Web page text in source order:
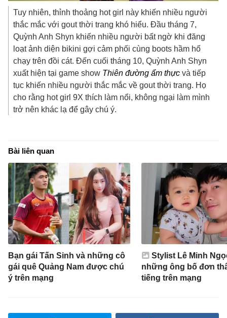
Tuy nhiên, thỉnh thoảng hot girl này khiến nhiều người
thắc mắc với gout thời trang khó hiểu. Đầu tháng 7,
Quỳnh Anh Shyn khiến nhiều người bất ngờ khi đăng
loạt ảnh diện bikini gợi cảm phối cùng boots hầm hố
chạy trên đồi cát. Đến cuối tháng 10, Quỳnh Anh Shyn
xuất hiện tại game show Thiên đường ẩm thựcvà tiếp
tục khiến nhiều người thắc mắc về gout thời trang. Họ
cho rằng hot girl 9X thích làm nổi, không ngại làm mình
trở nên khác lạ để gây chú ý.
Bài liên quan
Bạn gái Tấn Sinh và những cô
gái quê Quảng Nam được chú
ý trên mạng
Stylist Lê Minh
những ông bố đơn
tiếng trên mạng